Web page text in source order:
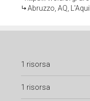
Abruzzo, AQ,
1 risorsa
1 risorsa